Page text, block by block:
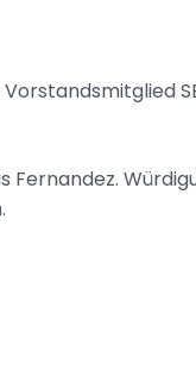
Fernandez.